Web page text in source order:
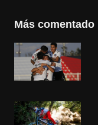
Más comentado